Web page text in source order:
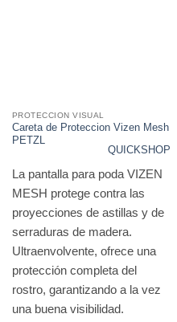
PROTECCION VISUAL
Careta de Proteccion Vizen Mesh
PETZL
La pantalla para poda VIZEN
MESH protege contra las
proyecciones de astillas y de
serraduras de madera.
Ultraenvolvente, ofrece una
protección completa del
rostro, garantizando a la vez
una buena visibilidad.
QUICKSHOP